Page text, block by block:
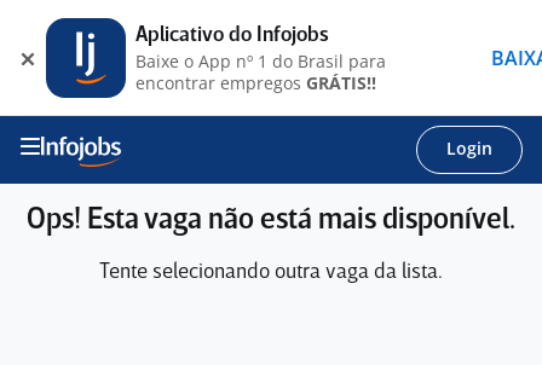
Login
Ops! Esta vaga não está mais disponível.
Tente selecionando outra vaga da lista.
Aplicativo do Infojobs
Baixe o App nº 1 do Brasil para
encontrar empregos GRÁTIS!!